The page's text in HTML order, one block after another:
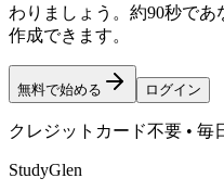
わりましょう。約90秒で
作成できます。
無料で始める ログイン
クレジットカード不要 • 毎
StudyGlen